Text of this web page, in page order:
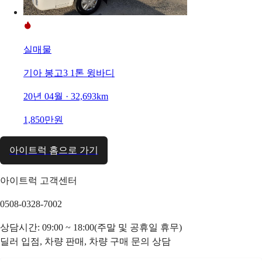
실매물
기아 봉고3 1톤 윙바디
20년 04월 · 32,693km
1,850만원
아이트럭 홈으로 가기
아이트럭 고객센터
0508-0328-7002
상담시간: 09:00 ~ 18:00(주말 및 공휴일 휴무)
딜러 입점, 차량 판매, 차량 구매 문의 상담